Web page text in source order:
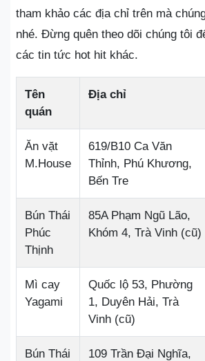
tham khảo các địa chỉ trên mà
nhé. Đừng quên theo dõi chúng tôi
các tin tức hot hit khác.
Tên
quán
Địa chỉ
Ăn vặt
M.House
619/B10 Ca Văn
Thỉnh, Phú Khương,
Bến Tre
Bún Thái
Phúc
Thịnh
85A Phạm Ngũ Lão,
Khóm 4, Trà Vinh (cũ)
Mì cay
Yagami
Quốc lộ 53, Phường
1, Duyên Hải, Trà
Vinh (cũ)
Bún Thái
109 Trần Đại Nghĩa,